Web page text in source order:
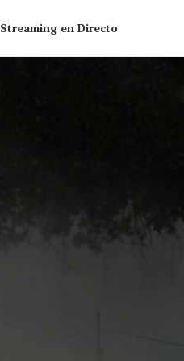
Streaming en Directo